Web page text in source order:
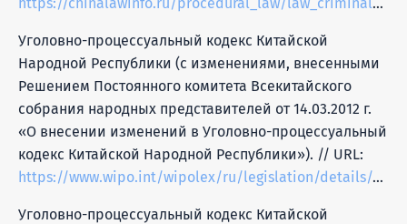
Уголовно-процессуальный кодекс Китайской
Народной Республики (с изменениями, внесенными
Решением Постоянного комитета Всекитайского
собрания народных представителей от 14.03.2012 г.
«О внесении изменений в Уголовно-процессуальный
кодекс Китайской Народной Республики»). // URL:
https://www.wipo.int/wipolex/ru/legislation/details/13318;
Уголовно-процессуальный кодекс Китайской